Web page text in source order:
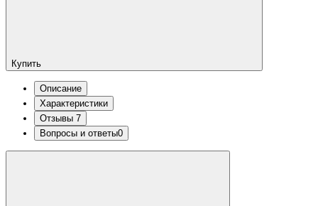
Купить
Описание
Характеристики
Отзывы 7
Вопросы и ответы0